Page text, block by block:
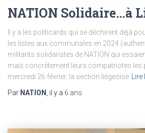
NATION Solidaire…à
Il y a les politicards qui se déchirent déjà
les listes aux communales en 2024
militants solidaristes de NATION qui
mais concrètement leurs compatriotes les
mercredi 26 février, la section liégeoise
Par NATION , il y a 6 ans